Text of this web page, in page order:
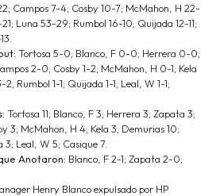
Campos 7-4; Cosby 10-7; McMahon, H 22-
Luna 53-29; Rumbol 16-10; Quijada 12-11;
Tortosa 5-0; Blanco, F 0-0; Herrera 0-0;
2-0; Cosby 1-2; McMahon, H 0-1; Kela
Rumbol 1-1; Quijada 1-1; Leal, W 1-1;
Tortosa 11; Blanco, F 3; Herrera 3; Zapata 3;
3; McMahon, H 4; Kela 3; Demurias 10;
3; Leal, W 5; Casique 7.
Anotaron: Blanco, F 2-1; Zapata 2-0;
Henry Blanco expulsado por HP